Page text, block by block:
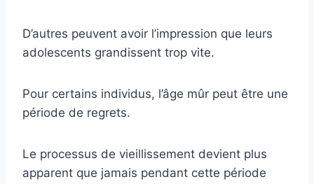
D’autres peuvent avoir l’impression que leurs
adolescents grandissent trop vite.
Pour certains individus, l’âge mûr peut être une
période de regrets.
Le processus de vieillissement devient plus
apparent que jamais pendant cette période